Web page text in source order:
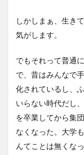
しかしまぁ、生き
気がします。
でもそれって普通
で、昔はみんなで
化されているし、
いらない時代だし
を卒業してから集
なくなった。大学
んてことは無くな